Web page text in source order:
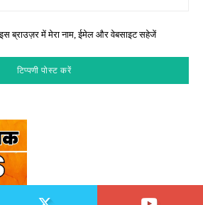
इस ब्राउज़र में मेरा नाम, ईमेल और वेबसाइट सहेजें